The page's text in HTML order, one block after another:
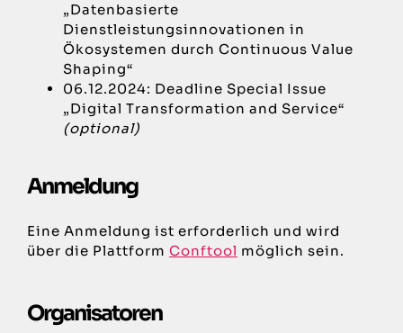
„Datenbasierte
Dienstleistungsinnovationen in
Ökosystemen durch Continuous Value
Shaping“
06.12.2024: Deadline Special Issue
„Digital Transformation and Service“
(optional)
Anmeldung
Eine Anmeldung ist erforderlich und wird
über die Plattform Conftool möglich sein.
Organisatoren